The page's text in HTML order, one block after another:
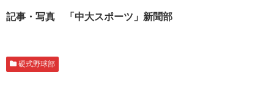
記事・写真 「中大スポーツ」新聞部
硬式野球部